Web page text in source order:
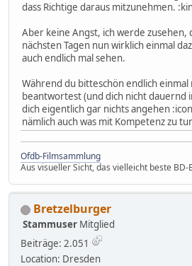
dass Richtige daraus mitzunehmen.
Aber keine Angst, ich werde zusehen,
nächsten Tagen nun wirklich einmal
auch endlich mal sehen.
Während du bitteschön endlich einmal
beantwortest (und dich nicht dauernd
dich eigentlich gar nichts angehen
nämlich auch was mit Kompetenz zu
Ofdb-Filmsammlung
Aus visueller Sicht, das vielleicht beste BD-
Bretzelburger
Stammuser Mitglied
Beiträge: 2.051
Location: Dresden